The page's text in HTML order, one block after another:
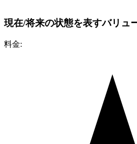
現在/将来の状態を表すバリュ
料金: